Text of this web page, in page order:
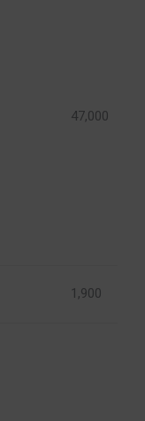
47,000
1,900